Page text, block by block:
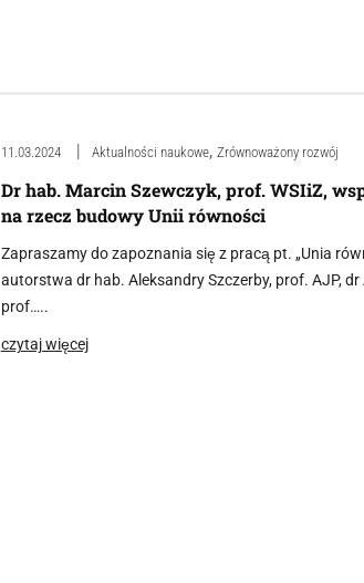
11.03.2024 Aktualności naukowe, Zrównoważony rozwój
Dr hab. Marcin Szewczyk, prof. WSIiZ,
na rzecz budowy Unii równości
Zapraszamy do zapoznania się z pracą pt. „Unia
autorstwa dr hab. Aleksandry Szczerby, prof. AJP,
prof…..
czytaj więcej